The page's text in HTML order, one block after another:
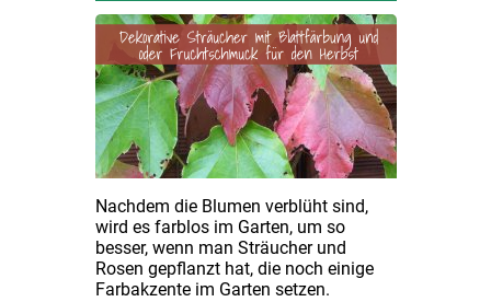
Nachdem die Blumen verblüht sind,
wird es farblos im Garten, um so
besser, wenn man Sträucher und
Rosen gepflanzt hat, die noch einige
Farbakzente im Garten setzen.